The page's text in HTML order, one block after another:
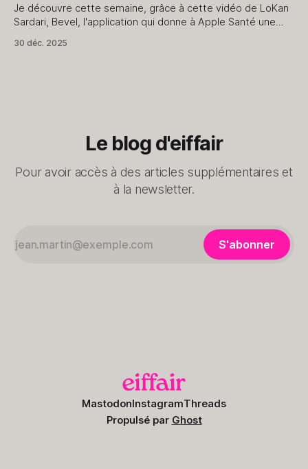
Je découvre cette semaine, grâce à cette vidéo de LoKan
Sardari, Bevel, l'application qui donne à Apple Santé une
compris, exclusivement dédiée au monde Apple, elle utilise
30 déc. 2025
Le blog d'eiffair
Pour avoir accès à des articles supplémentaires et
à la newsletter.
S'abonner
MastodonInstagramThreads
Propulsé par Ghost